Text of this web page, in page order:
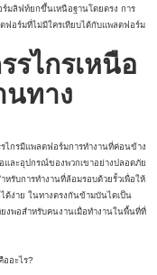
มลิฟท์ยกขึ้นเหนือฐานโดยตรง การ
อร์มที่ไม่มีใครเทียบได้กับแพลตฟอร์ม
รไกรเหนือ
นทาง
ไกรมีแพลตฟอร์มการทำงานที่ค่อนข้าง
และอุปกรณ์ของพวกเขาอย่างปลอดภัย
รับการทำงานที่ล้อมรอบด้วยรั้วเพื่อให้
ด้ง่าย ในทางตรงกันข้ามบันไดเป็น
งพอสำหรับคนงานเมื่อทำงานในพื้นที่ที่